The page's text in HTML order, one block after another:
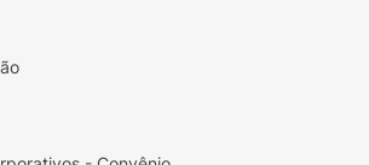
da ferida.4. Ocluir a ferida
secundário estéril e fixar.
a remoção do produto, arrigar a
fisiológica.